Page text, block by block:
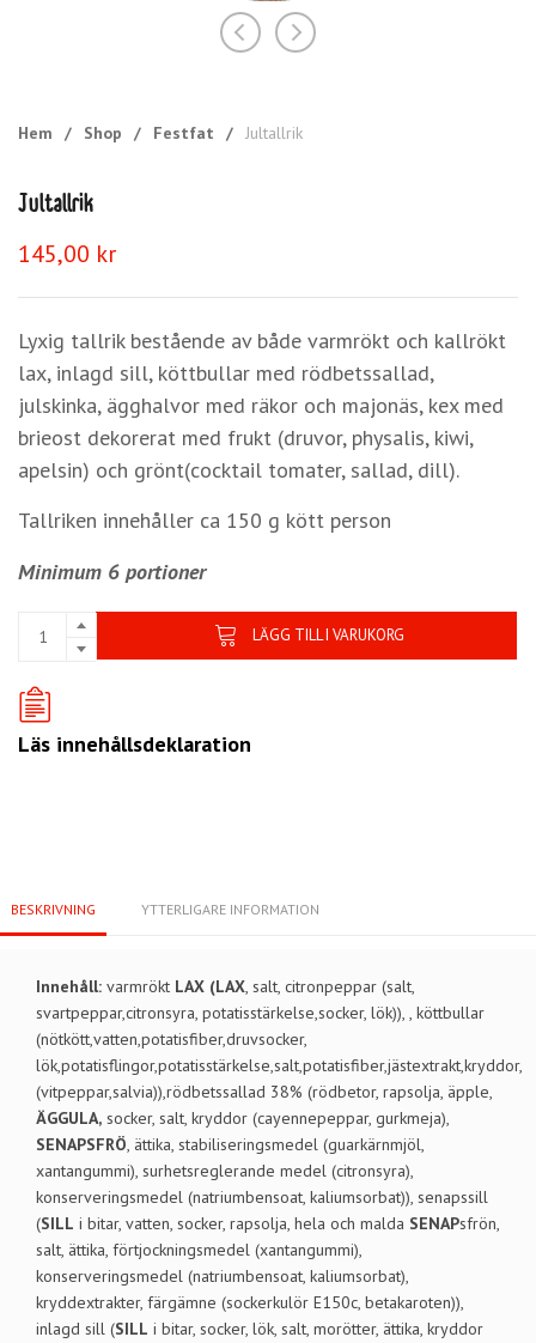
Hem / Shop / Festfat / Jultallrik
Jultallrik
145,00 kr
Lyxig tallrik bestående av både varmrökt och kallrökt
lax, inlagd sill, köttbullar med rödbetssallad,
julskinka, ägghalvor med räkor och majonäs, kex med
brieost dekorerat med frukt (druvor, physalis, kiwi,
apelsin) och grönt(cocktail tomater, sallad, dill).
Tallriken innehåller ca 150 g kött person
Minimum 6 portioner
LÄGG TILL I VARUKORG
Läs innehållsdeklaration
BESKRIVNING YTTERLIGARE INFORMATION
Innehåll: varmrökt LAX (LAX, salt, citronpeppar (salt,
svartpeppar,citronsyra, potatisstärkelse,socker, lök)), , köttbullar
(nötkött,vatten,potatisfiber,druvsocker,
lök,potatisflingor,potatisstärkelse,salt,potatisfiber,jästextrakt,kryddor,
(vitpeppar,salvia)),rödbetssallad 38% (rödbetor, rapsolja, äpple,
ÄGGULA, socker, salt, kryddor (cayennepeppar, gurkmeja),
SENAPSFRÖ, ättika, stabiliseringsmedel (guarkärnmjöl,
xantangummi), surhetsreglerande medel (citronsyra),
konserveringsmedel (natriumbensoat, kaliumsorbat)), senapssill
(SILL i bitar, vatten, socker, rapsolja, hela och malda SENAPsfrön,
salt, ättika, förtjockningsmedel (xantangummi),
konserveringsmedel (natriumbensoat, kaliumsorbat),
kryddextrakter, färgämne (sockerkulör E150c, betakaroten)),
inlagd sill (SILL i bitar, socker, lök, salt, morötter, ättika, kryddor